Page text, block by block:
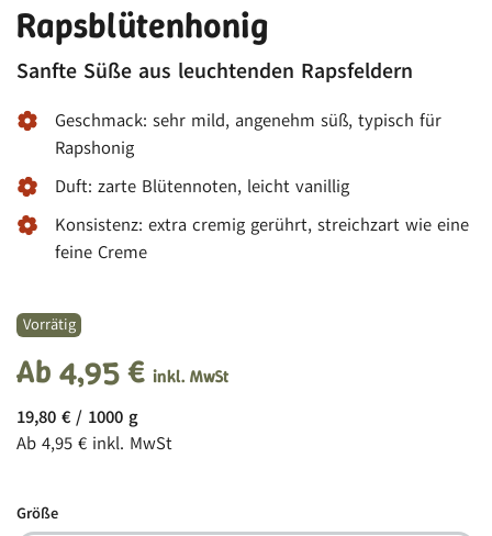
Rapsblütenhonig
Sanfte Süße aus leuchtenden Rapsfeldern
Geschmack: sehr mild, angenehm süß, typisch für
Rapshonig
Duft: zarte Blütennoten, leicht vanillig
Konsistenz: extra cremig gerührt, streichzart wie eine
feine Creme
Vorrätig
Ab 4,95€ inkl. MwSt
19,80 € / 1000 g
Ab 4,95 € inkl. MwSt
Größe